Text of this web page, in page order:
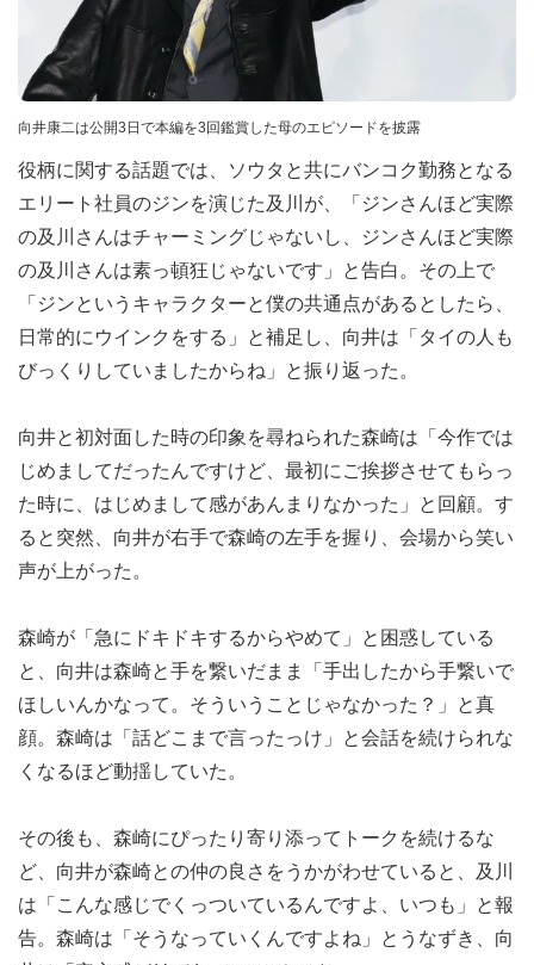
向井康二は公開3日で本編を3回鑑賞した母のエピソードを披露
役柄に関する話題では、ソウタと共にバンコク勤務となる
エリート社員のジンを演じた及川が、「ジンさんほど実際
の及川さんはチャーミングじゃないし、ジンさんほど実際
の及川さんは素っ頓狂じゃないです」と告白。その上で
「ジンというキャラクターと僕の共通点があるとしたら、
日常的にウインクをする」と補足し、向井は「タイの人も
びっくりしていましたからね」と振り返った。
向井と初対面した時の印象を尋ねられた森崎は「今作では
じめましてだったんですけど、最初にご挨拶させてもらっ
た時に、はじめまして感があんまりなかった」と回顧。す
ると突然、向井が右手で森崎の左手を握り、会場から笑い
声が上がった。
森崎が「急にドキドキするからやめて」と困惑している
と、向井は森崎と手を繋いだまま「手出したから手繋いで
ほしいんかなって。そういうことじゃなかった？」と真
顔。森崎は「話どこまで言ったっけ」と会話を続けられな
くなるほど動揺していた。
その後も、森崎にぴったり寄り添ってトークを続けるな
ど、向井が森崎との仲の良さをうかがわせていると、及川
は「こんな感じでくっついているんですよ、いつも」と報
告。森崎は「そうなっていくんですよね」とうなずき、向